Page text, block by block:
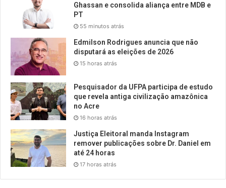
Ghassan e consolida aliança entre MDB e
PT
55 minutos atrás
Edmilson Rodrigues anuncia que não
disputará as eleições de 2026
15 horas atrás
Pesquisador da UFPA participa de estudo
que revela antiga civilização amazônica
no Acre
16 horas atrás
Justiça Eleitoral manda Instagram
remover publicações sobre Dr. Daniel em
até 24 horas
17 horas atrás